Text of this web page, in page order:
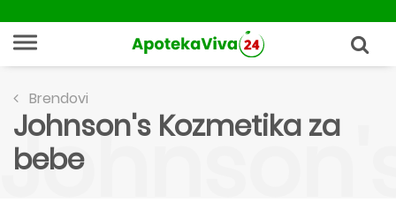
Brendovi
Johnson's Kozmetika za
bebe